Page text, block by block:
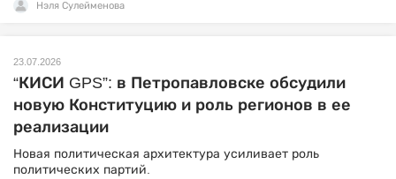
Нэля Сулейменова
23.07.2026
“КИСИ GPS”: в Петропавловске обсудили
новую Конституцию и роль регионов в ее
реализации
Новая политическая архитектура усиливает роль
политических партий.